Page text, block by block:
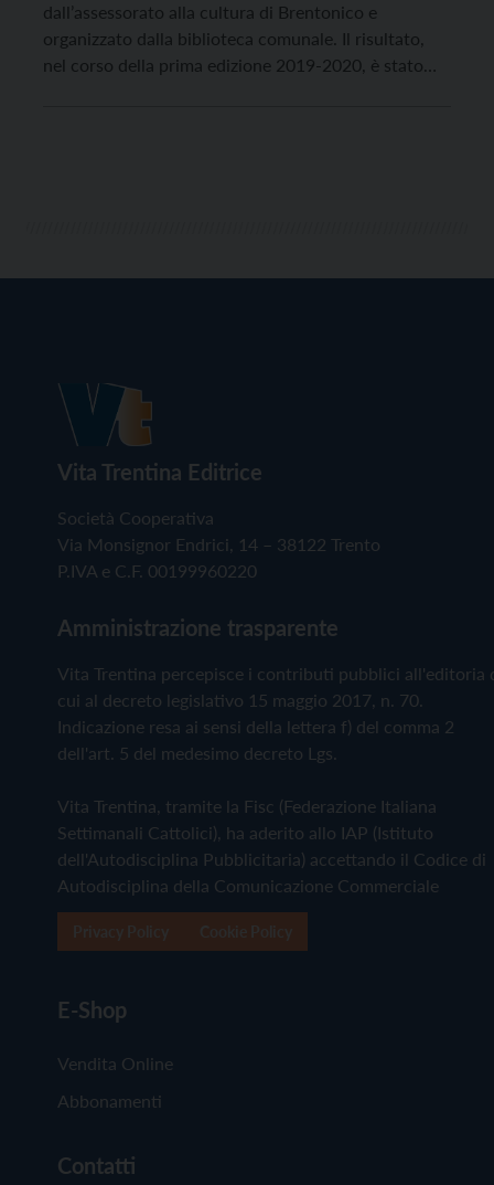
dall’assessorato alla cultura di Brentonico e
organizzato dalla biblioteca comunale. Il risultato,
nel corso della prima edizione 2019-2020, è stato
Vita Trentina Editrice
Società Cooperativa
Via Monsignor Endrici, 14 – 38122 Trento
P.IVA e C.F. 00199960220
Amministrazione trasparente
Vita Trentina percepisce i contributi pubblici all'editoria
cui al decreto legislativo 15 maggio 2017, n. 70.
Indicazione resa ai sensi della lettera f) del comma 2
dell'art. 5 del medesimo decreto Lgs.
Vita Trentina, tramite la Fisc (Federazione Italiana
Settimanali Cattolici), ha aderito allo IAP (Istituto
dell'Autodisciplina Pubblicitaria) accettando il Codice di
Autodisciplina della Comunicazione Commerciale
E-Shop
Vendita Online
Abbonamenti
Contatti